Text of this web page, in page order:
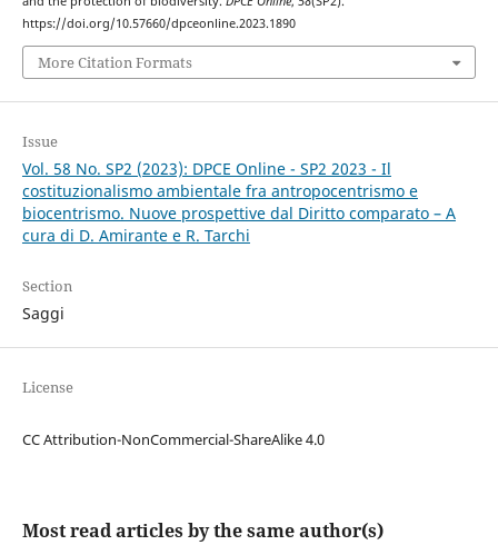
https://doi.org/10.57660/dpceonline.2023.1890
More Citation Formats
Issue
Vol. 58 No. SP2 (2023): DPCE Online - SP2 2023 - Il
costituzionalismo ambientale fra antropocentrismo e
biocentrismo. Nuove prospettive dal Diritto comparato – A
cura di D. Amirante e R. Tarchi
Section
Saggi
License
CC Attribution-NonCommercial-ShareAlike 4.0
Most read articles by the same author(s)